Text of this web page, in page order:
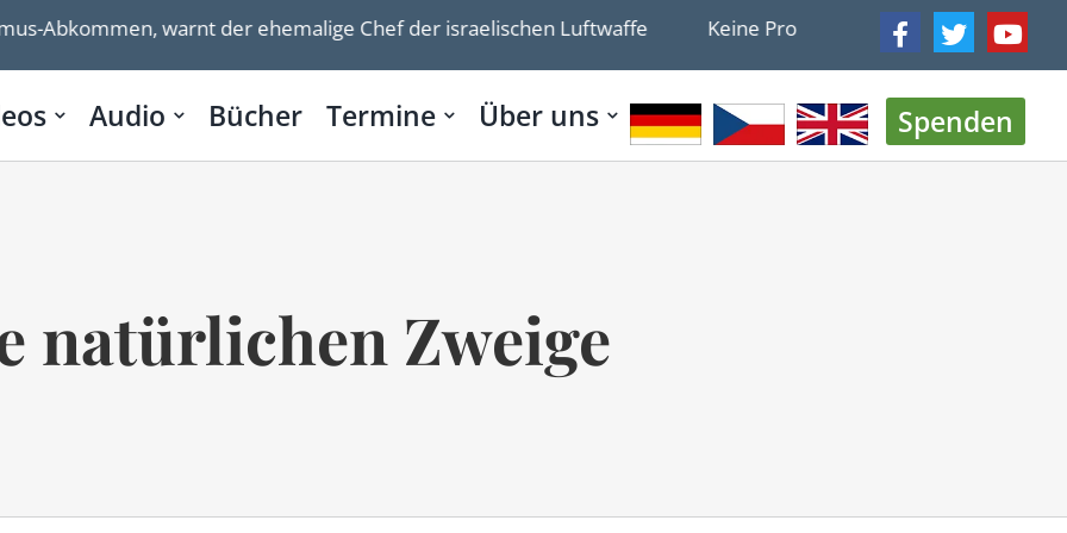
Abkommen, warnt der ehemalige Chef der israelischen Luftwaffe Keine Propaganda in Buchenwald –
Audio Bücher Termine Über uns Spenden
natürlichen Zweige